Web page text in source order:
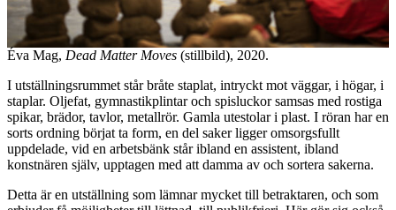
Éva Mag, Dead Matter Moves (stillbild), 2020.
I utställningsrummet står bråte staplat, intryckt mot väggar, i högar, i
staplar. Oljefat, gymnastikplintar och spisluckor samsas med rostiga
spikar, brädor, tavlor, metallrör. Gamla utestolar i plast. I röran har en
sorts ordning börjat ta form, en del saker ligger omsorgsfullt
uppdelade, vid en arbetsbänk står ibland en assistent, ibland
konstnären själv, upptagen med att damma av och sortera sakerna.
Detta är en utställning som lämnar mycket till betraktaren, och som